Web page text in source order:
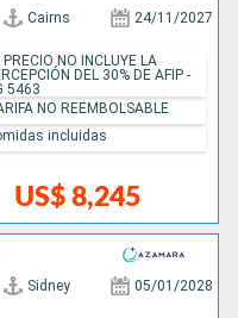
Cairns 24/11/2027
US$ 8,245
PRECIO NO INCLUYE LA
DEL 30% DE AFIP -
5463
NO REEMBOLSABLE
incluidas
Sidney 05/01/2028